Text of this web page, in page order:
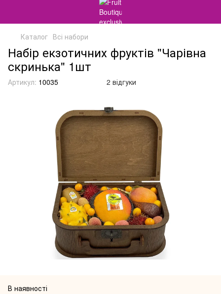
Каталог Всі набори
Набір екзотичних фруктів "Чарівна
скринька" 1шт
Артикул: 10035 2 відгуки
В наявності